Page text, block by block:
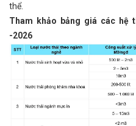
thể.
Tham khảo bảng giá các hệ
-2026